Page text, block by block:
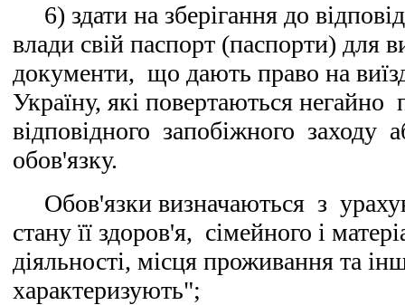
6) здати на зберігання до
влади свій паспорт (паспорти) для
документи, що дають право на
Україну, які повертаються негайно
відповідного запобіжного заходу
обов'язку.
Обов'язки визначаються з
стану її здоров'я, сімейного і
діяльності, місця проживання та
характеризують";